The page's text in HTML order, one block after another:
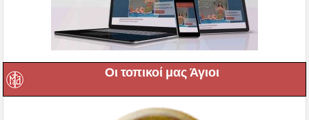
Οι τοπικοί μας Άγιοι